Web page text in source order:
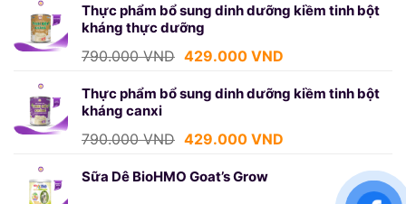
là:
750.000 VND.
tại
Thực phẩm bổ sung dinh dưỡng kiềm tinh bột
kháng thực dưỡng
790.000VND Giá
là:
429.000 VNDGiá
tại
Thực phẩm bổ sung dinh dưỡng kiềm tinh bột
kháng canxi
790.000VND Giá
là:
429.000 VNDGiá
Sữa Dê BioHMO Goat’s Grow